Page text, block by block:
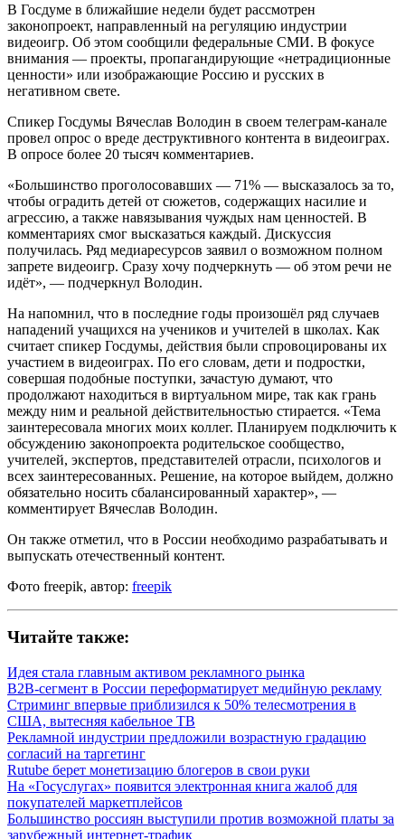
В Госдуме в ближайшие недели будет рассмотрен
законопроект, направленный на регуляцию индустрии
видеоигр. Об этом сообщили федеральные СМИ. В фокусе
внимания — проекты, пропагандирующие «нетрадиционные
ценности» или изображающие Россию и русских в
негативном свете.
Спикер Госдумы Вячеслав Володин в своем телеграм-канале
провел опрос о вреде деструктивного контента в видеоиграх.
В опросе более 20 тысяч комментариев.
«Большинство проголосовавших — 71% — высказалось за то,
чтобы оградить детей от сюжетов, содержащих насилие и
агрессию, а также навязывания чуждых нам ценностей. В
комментариях смог высказаться каждый. Дискуссия
получилась. Ряд медиаресурсов заявил о возможном полном
запрете видеоигр. Сразу хочу подчеркнуть — об этом речи не
идёт», — подчеркнул Володин.
На напомнил, что в последние годы произошёл ряд случаев
нападений учащихся на учеников и учителей в школах. Как
считает спикер Госдумы, действия были спровоцированы их
участием в видеоиграх. По его словам, дети и подростки,
совершая подобные поступки, зачастую думают, что
продолжают находиться в виртуальном мире, так как грань
между ним и реальной действительностью стирается. «Тема
заинтересовала многих моих коллег. Планируем подключить к
обсуждению законопроекта родительское сообщество,
учителей, экспертов, представителей отрасли, психологов и
всех заинтересованных. Решение, на которое выйдем, должно
обязательно носить сбалансированный характер», —
комментирует Вячеслав Володин.
Он также отметил, что в России необходимо разрабатывать и
выпускать отечественный контент.
Фото freepik, автор: freepik
Читайте также:
Идея стала главным активом рекламного рынка
B2B-сегмент в России переформатирует медийную рекламу
Стриминг впервые приблизился к 50% телесмотрения в
США, вытесняя кабельное ТВ
Рекламной индустрии предложили возрастную градацию
согласий на таргетинг
Rutube берет монетизацию блогеров в свои руки
На «Госуслугах» появится электронная книга жалоб для
покупателей маркетплейсов
Большинство россиян выступили против возможной платы за
зарубежный интернет-трафик